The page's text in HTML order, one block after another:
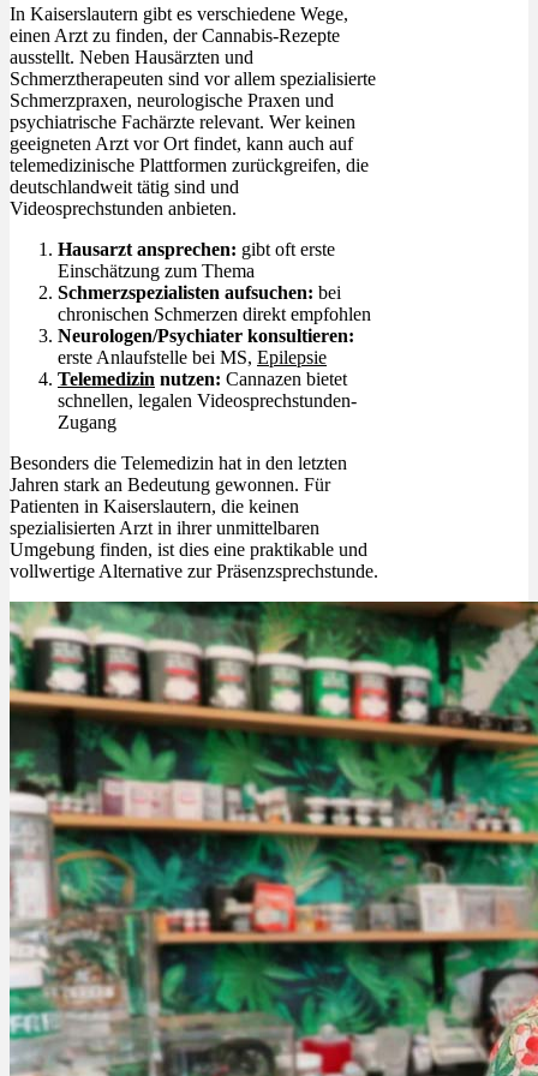
In Kaiserslautern gibt es verschiedene Wege,
einen Arzt zu finden, der Cannabis-Rezepte
ausstellt. Neben Hausärzten und
Schmerztherapeuten sind vor allem spezialisierte
Schmerzpraxen, neurologische Praxen und
psychiatrische Fachärzte relevant. Wer keinen
geeigneten Arzt vor Ort findet, kann auch auf
telemedizinische Plattformen zurückgreifen, die
deutschlandweit tätig sind und
Videosprechstunden anbieten.
Hausarzt ansprechen: gibt oft erste
Einschätzung zum Thema
Schmerzspezialisten aufsuchen: bei
chronischen Schmerzen direkt empfohlen
Neurologen/Psychiater konsultieren:
erste Anlaufstelle bei MS, Epilepsie
Telemedizin nutzen: Cannazen bietet
schnellen, legalen Videosprechstunden-
Zugang
Besonders die Telemedizin hat in den letzten
Jahren stark an Bedeutung gewonnen. Für
Patienten in Kaiserslautern, die keinen
spezialisierten Arzt in ihrer unmittelbaren
Umgebung finden, ist dies eine praktikable und
vollwertige Alternative zur Präsenzsprechstunde.